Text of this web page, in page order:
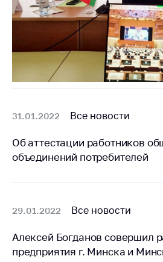
Деятельность
Ценовая политика
Антимонопольное
регулирование и
конкуренция
контроль закупок
Защита прав
рекламной
Международное
сотрудничество
31.01.2022 Все новости
Об аттестации работников
объединений потребителей
29.01.2022 Все новости
Алексей Богданов совершил
предприятия г. Минска и